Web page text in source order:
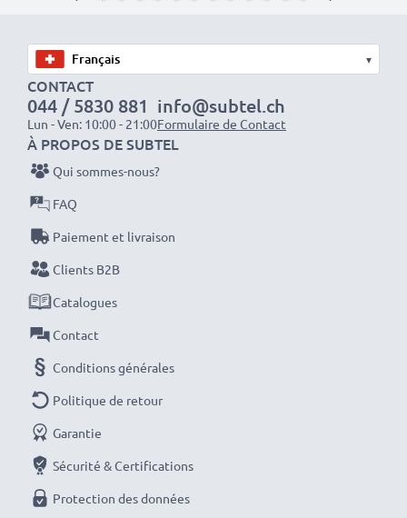
▾
CONTACT
044 / 5830 881
Lun - Ven: 10:00 - 21:00
info@subtel.ch
Formulaire de Contact
À PROPOS DE SUBTEL
Qui sommes-nous?
FAQ
Paiement et livraison
Clients B2B
Catalogues
Contact
Conditions générales
Politique de retour
Garantie
Sécurité & Certifications
Protection des données